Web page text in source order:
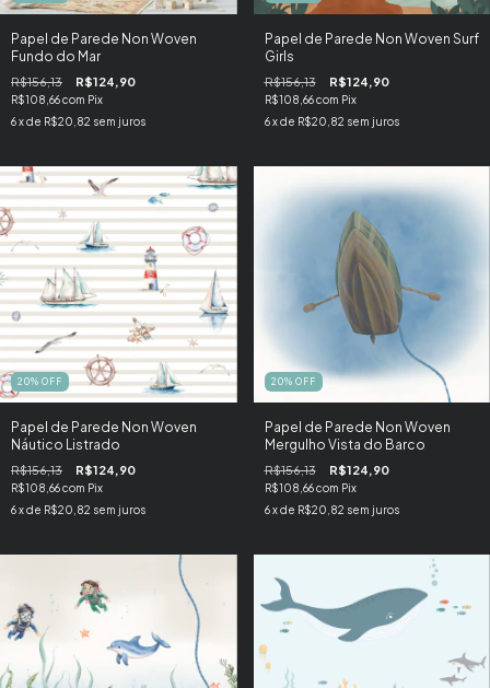
Papel de Parede Non Woven
Fundo do Mar
R$156,13 R$124,90
R$108,66com Pix
6x de R$20,82 sem juros
Papel de Parede Non Woven Surf
Girls
R$156,13 R$124,90
R$108,66com Pix
6 x de R$20,82 sem juros
20% OFF
Papel de Parede Non Woven
Náutico Listrado
R$156,13 R$124,90
R$108,66com Pix
6x de R$20,82 sem juros
20% OFF
Papel de Parede Non Woven
Mergulho Vista do Barco
R$156,13 R$124,90
R$108,66com Pix
6 x de R$20,82 sem juros